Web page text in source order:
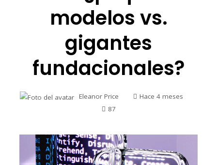
modelos vs.
gigantes
fundacionales?
Eleanor Price
Hace 4 meses
87